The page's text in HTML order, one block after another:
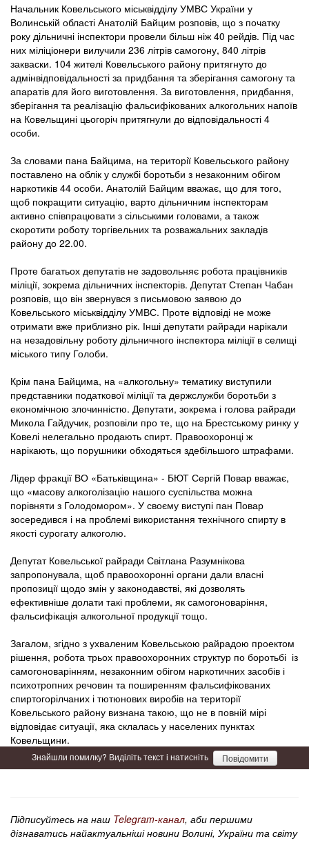
Начальник Ковельського міськвідділу УМВС України у
Волинській області Анатолій Байцим розповів, що з початку
року дільничні інспектори провели більш ніж 40 рейдів. Під час
них міліціонери вилучили 236 літрів самогону, 840 літрів
закваски. 104 жителі Ковельського району притягнуто до
адмінвідповідальності за придбання та зберігання самогону та
апаратів для його виготовлення. За виготовлення, придбання,
зберігання та реалізацію фальсифікованих алкогольних напоїв
на Ковельщині цьогоріч притягнули до відповідальності 4
особи.
За словами пана Байцима, на території Ковельського району
поставлено на облік у службі боротьби з незаконним обігом
наркотиків 44 особи. Анатолій Байцим вважає, що для того,
щоб покращити ситуацію, варто дільничним інспекторам
активно співпрацювати з сільськими головами, а також
скоротити роботу торгівельних та розважальних закладів
району до 22.00.
Проте багатьох депутатів не задовольняє робота працівників
міліції, зокрема дільничних інспекторів. Депутат Степан Чабан
розповів, що він звернувся з письмовою заявою до
Ковельського міськвідділу УМВС. Проте відповіді не може
отримати вже приблизно рік. Інші депутати райради нарікали
на незадовільну роботу дільничного інспектора міліції в селищі
міського типу Голоби.
Крім пана Байцима, на «алкогольну» тематику виступили
представники податкової міліції та держслужби боротьби з
економічною злочинністю. Депутати, зокрема і голова райради
Микола Гайдучик, розповіли про те, що на Брестському ринку у
Ковелі нелегально продають спирт. Правоохоронці ж
нарікають, що порушники обходяться здебільшого штрафами.
Лідер фракції ВО «Батьківщина» - БЮТ Сергій Повар вважає,
що «масову алкоголізацію нашого суспільства можна
порівняти з Голодомором». У своєму виступі пан Повар
зосередився і на проблемі використання технічного спирту в
якості сурогату алкоголю.
Депутат Ковельської райради Світлана Разумнікова
запропонувала, щоб правоохоронні органи дали власні
пропозиції щодо змін у законодавстві, які дозволять
ефективніше долати такі проблеми, як самогоноваріння,
фальсифікація алкогольної продукції тощо.
Загалом, згідно з ухваленим Ковельською райрадою проектом
рішення, робота трьох правоохоронних структур по боротьбі із
самогоноварінням, незаконним обігом наркотичних засобів і
психотропних речовин та поширенням фальсифікованих
спиртогорілчаних і тютюнових виробів на території
Ковельського району визнана такою, що не в повній мірі
відповідає ситуації, яка склалась у населених пунктах
Ковельщини.
Знайшли помилку? Виділіть текст і натисніть Повідомити
Підписуйтесь на наш Telegram-канал, аби першими
дізнаватись найактуальніші новини Волині, України та світу